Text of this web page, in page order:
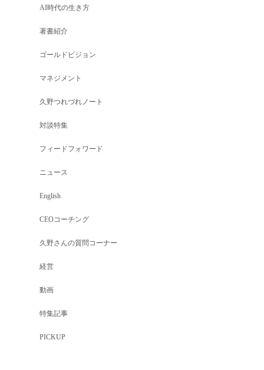
AI時代の生き方
著書紹介
ゴールドビジョン
マネジメント
久野つれづれノート
対談特集
フィードフォワード
ニュース
English
CEOコーチング
久野さんの質問コーナー
経営
動画
特集記事
PICKUP